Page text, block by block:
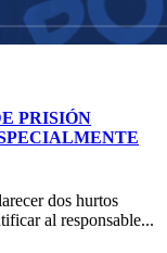
PRISIÓN
dos hurtos
al responsable...